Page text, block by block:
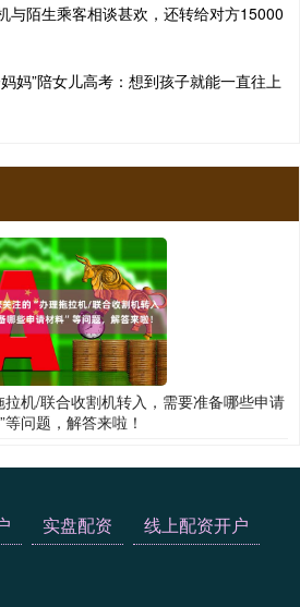
与陌生乘客相谈甚欢，还转给对方15000
妈”陪女儿高考：想到孩子就能一直往上
机/联合收割机转入，需要准备哪些申请
等问题，解答来啦！
实盘配资 线上配资开户